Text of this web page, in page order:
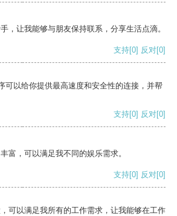
，让我能够与朋友保持联系，分享生活点滴。
支持[0] 反对[0]
可以给你提供最高速度和安全性的连接，并帮
支持[0] 反对[0]
富，可以满足我不同的娱乐需求。
支持[0] 反对[0]
可以满足我所有的工作需求，让我能够在工作